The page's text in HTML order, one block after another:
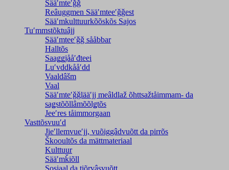
Sääʹmteʹǧǧ
Reâuggmen Sääʹmteeʹǧǧest
Sääʹmkulttuurkõõskõs Sajos
Tuʹmmstõktuâjj
Sääʹmteeʹǧǧ sååbbar
Halltõs
Saaǥǥjååʹđteei
Luʹvddkååʹdd
Vaaldâšm
Vaal
Sääʹmteʹǧǧlääʹjj meâldlaž õhttsažtåimmam- da
saǥstõõllâmõõlǥtõs
Jeeʹres tåimmorgaan
Vasttõsvuuʹd
Jieʹllemvueʹjj, vuõiggâdvuõtt da pirrõs
Škooultõs da mättmateriaal
Kulttuur
Sääʹmǩiõll
Sosiaal da tiõrvâsvuõtt